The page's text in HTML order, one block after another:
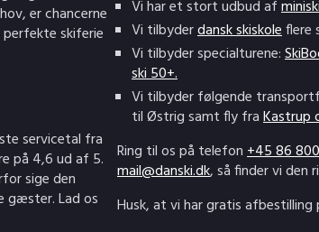
er chancerne
skiferie
servicetal fra
på 4,6 ud af 5.
sige den
gæster. Lad os
Vi har et stort udbud af
Vi tilbyderdansk skiskoleflere
Vi tilbyder specialturene:
ski 50+.
Vi tilbyder følgende
til Østrig samt fly fraKastrup
Ring til os på telefon+45 86
mail@danski.dk, så finder vi den
Husk, at vi har gratis afbestilling